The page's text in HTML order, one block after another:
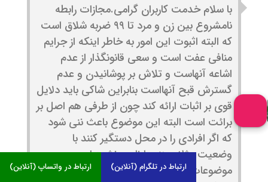
با سلام خدمت کاربران گرامی.مجازات رابطه
نامشروع بین زن و مرد تا ۹۹ ضربه شلاق است
که البته اثبوت این امور به خاطر اینکه از جرایم
منافی عفت است و سعی قانونگذار از عدم
اشاعه آنهاست و تلاش بر پوشانیدن و عدم
گسترش قبح آنهااست بنابراین شاکی باید دلایل
قوی بر اثبات ارائه کند چون از طرفی هم اصل بر
برائت است البته این موضوع باعث ننی شود
که اگر افرادی را در محل دستگیر کنند با
وضعیت مثلا برهنه یا ناجور نشود این
موضوعات را به طور کل اثبات نکرد اما سعیارتباط در واتساپ (آنلاین) ارتباط در تلگرام (آنلاین)